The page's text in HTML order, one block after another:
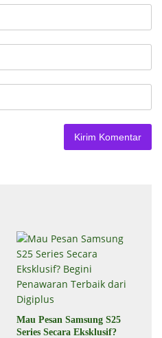
Mau Pesan Samsung S25
Series Secara Eksklusif?